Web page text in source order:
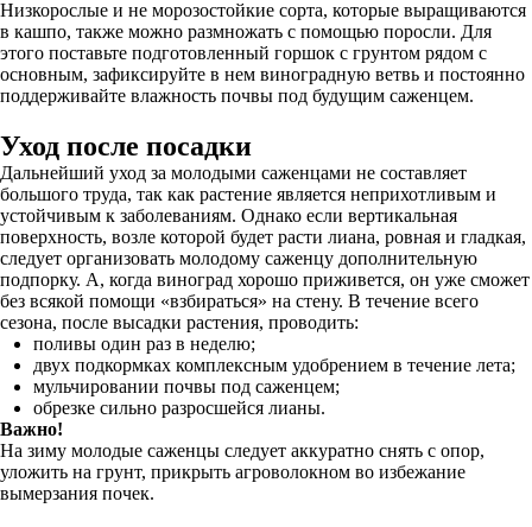
Низкорослые и не морозостойкие сорта, которые выращиваются
в кашпо, также можно размножать с помощью поросли. Для
этого поставьте подготовленный горшок с грунтом рядом с
основным, зафиксируйте в нем виноградную ветвь и постоянно
поддерживайте влажность почвы под будущим саженцем.
Уход после посадки
Дальнейший уход за молодыми саженцами не составляет
большого труда, так как растение является неприхотливым и
устойчивым к заболеваниям. Однако если вертикальная
поверхность, возле которой будет расти лиана, ровная и гладкая,
следует организовать молодому саженцу дополнительную
подпорку. А, когда виноград хорошо приживется, он уже сможет
без всякой помощи «взбираться» на стену. В течение всего
сезона, после высадки растения, проводить:
поливы один раз в неделю;
двух подкормках комплексным удобрением в течение лета;
мульчировании почвы под саженцем;
обрезке сильно разросшейся лианы.
Важно!
На зиму молодые саженцы следует аккуратно снять с опор,
уложить на грунт, прикрыть агроволокном во избежание
вымерзания почек.